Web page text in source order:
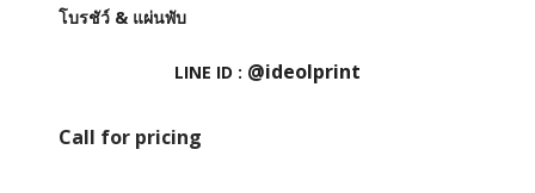
โบรชัว์ & แผ่นพับ
LINE ID : @ideolprint
Call for pricing